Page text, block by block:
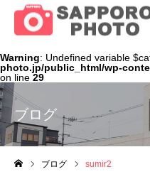
Warning: Undefined variable
photo.jp/public_html/wp-
on line 29
ブログ
ブログ sumir2